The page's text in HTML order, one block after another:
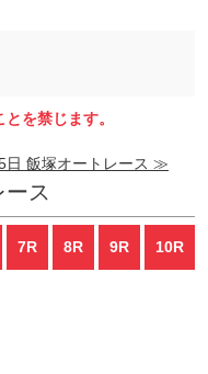
を禁じます。
日 飯塚オートレース ≫
ス
7R 8R 9R 10R